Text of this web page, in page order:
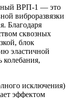
ВРП-1 — это
виброразвязки
Благодаря
сквозных
блок
эластичной
колебания,
исключения)
эффектом